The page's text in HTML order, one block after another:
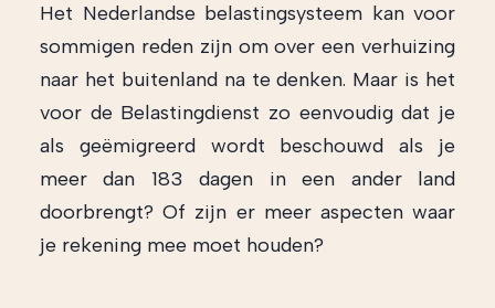
Het Nederlandse belastingsysteem kan voor
sommigen reden zijn om over een verhuizing
naar het buitenland na te denken. Maar is het
voor de Belastingdienst zo eenvoudig dat je
als geëmigreerd wordt beschouwd als je
meer dan 183 dagen in een ander land
doorbrengt? Of zijn er meer aspecten waar
je rekening mee moet houden?